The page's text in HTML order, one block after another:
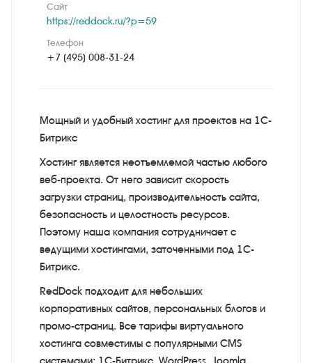
Сайт
https://reddock.ru/?p=59
Телефон
+7 (495) 008-31-24
Мощный и удобный хостинг для проектов на 1С-
Битрикс
Хостинг является неотъемлемой частью любого
веб-проекта. От него зависит скорость
загрузки страниц, производительность сайта,
безопасность и целостность ресурсов.
Поэтому наша компания сотрудничает с
ведущими хостингами, заточенными под 1С-
Битрикс.
RedDock подходит для небольших
корпоративных сайтов, персональных блогов и
промо-страниц. Все тарифы виртуального
хостинга совместимы с популярными CMS